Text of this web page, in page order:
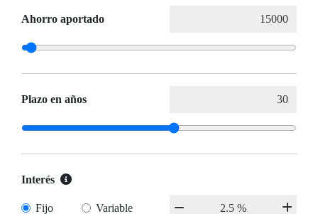
Ahorro aportado
Plazo en años
Interés
Fijo Variable